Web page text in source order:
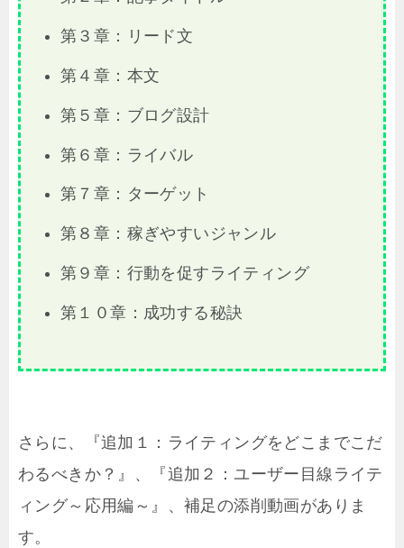
第３章：リード文
第４章：本文
第５章：ブログ設計
第６章：ライバル
第７章：ターゲット
第８章：稼ぎやすいジャンル
第９章：行動を促すライティング
第１０章：成功する秘訣
さらに、『追加１：ライティングをどこまでこだ
わるべきか？』、『追加２：ユーザー目線ライテ
ィング～応用編～』、補足の添削動画がありま
す。